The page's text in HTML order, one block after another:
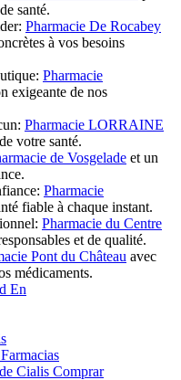
santé.
Pharmacie De Rocabey
à vos besoins
Pharmacie
exigeante de nos
Pharmacie LORRAINE
votre santé.
de Vosgelade et un
Pharmacie
fiable à chaque instant.
Pharmacie du Centre
et de qualité.
Pont du Château avec
médicaments.
En
Cialis Comprar